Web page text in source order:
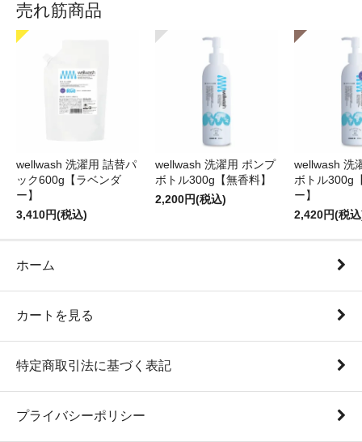
売れ筋商品
wellwash 洗濯用 詰替パ
ック600g【ラベンダ
ー】
3,410円(税込)
wellwash 洗濯用 ポンプ
ボトル300g【無香料】
2,200円(税込)
wellwash 洗
ボトル300g
ー】
2,420円(税
ホーム
カートを見る
特定商取引法に基づく表記
プライバシーポリシー